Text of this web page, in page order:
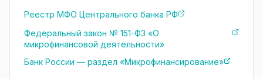
Реестр МФО Центрального банка РФ
Федеральный закон № 151-ФЗ «О
микрофинансовой деятельности»
Банк России — раздел «Микрофинансирование»